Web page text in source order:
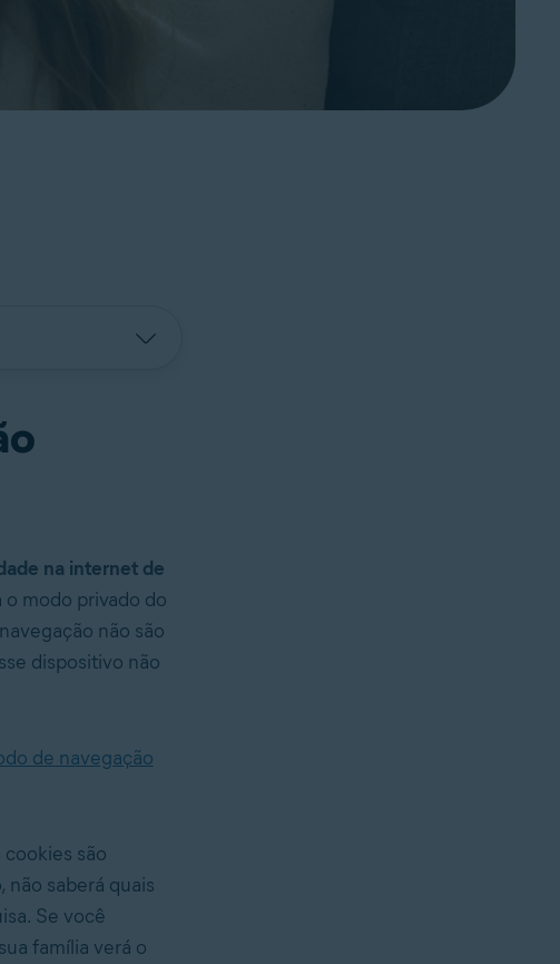
na internet de
o modo privado do
não são
dispositivo não
de navegação
são
não saberá quais
Se você
família verá o